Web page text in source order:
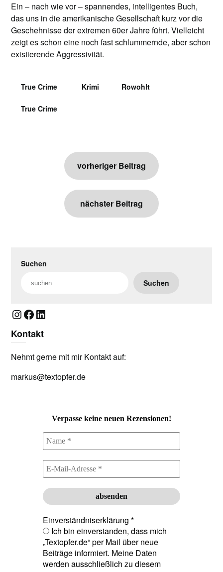
Ein – nach wie vor – spannendes, intelligentes Buch,
das uns in die amerikanische Gesellschaft kurz vor die
Geschehnisse der extremen 60er Jahre führt. Vielleicht
zeigt es schon eine noch fast schlummernde, aber schon
existierende Aggressivität.
True Crime Krimi Rowohlt
True Crime
Beitragsnavigation
vorheriger Beitrag
nächster Beitrag
Suchen
Suchen
Instagram
Facebook
LinkedIn
Kontakt
Nehmt gerne mit mir Kontakt auf:
markus@textopfer.de
Verpasse keine neuen Rezensionen!
Einverständniserklärung *
Ich bin einverstanden, dass mich
„Textopfer.de“ per Mail über neue
Beiträge informiert. Meine Daten
werden ausschließlich zu diesem